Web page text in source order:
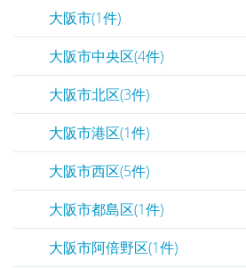
大阪市(1件)
大阪市中央区(4件)
大阪市北区(3件)
大阪市港区(1件)
大阪市西区(5件)
大阪市都島区(1件)
大阪市阿倍野区(1件)